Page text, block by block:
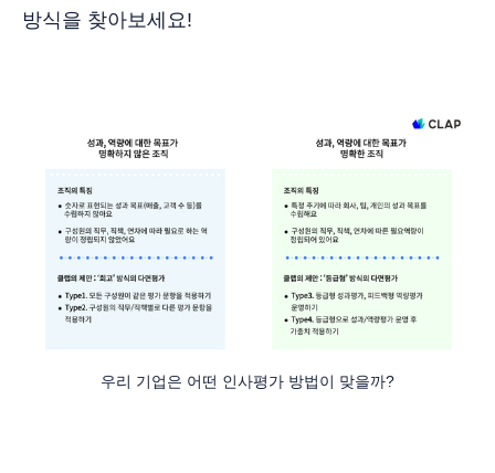
방식을 찾아보세요!
우리 기업은 어떤 인사평가 방법이 맞을까?